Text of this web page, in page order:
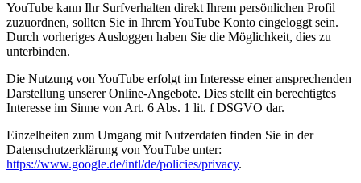
YouTube kann Ihr Surfverhalten direkt Ihrem persönlichen Profil
zuzuordnen, sollten Sie in Ihrem YouTube Konto eingeloggt sein.
Durch vorheriges Ausloggen haben Sie die Möglichkeit, dies zu
unterbinden.
Die Nutzung von YouTube erfolgt im Interesse einer ansprechenden
Darstellung unserer Online-Angebote. Dies stellt ein berechtigtes
Interesse im Sinne von Art. 6 Abs. 1 lit. f DSGVO dar.
Einzelheiten zum Umgang mit Nutzerdaten finden Sie in der
Datenschutzerklärung von YouTube unter:
https://www.google.de/intl/de/policies/privacy.